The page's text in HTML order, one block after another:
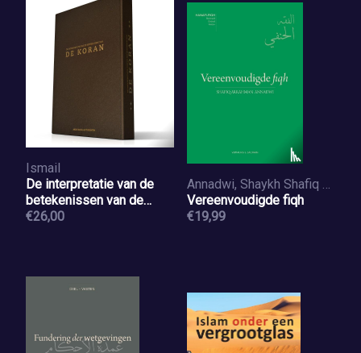
Ismail
De interpretatie van de
betekenissen van de
Koran
€26,00
Annadwi, Shaykh Shafiq Arrahman
Vereenvoudigde fiqh
€19,99